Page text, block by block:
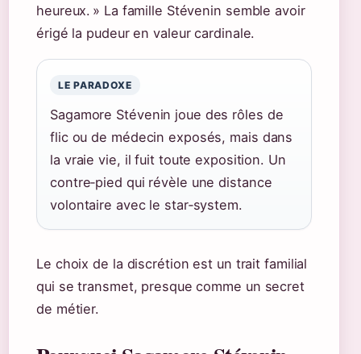
heureux. » La famille Stévenin semble avoir
érigé la pudeur en valeur cardinale.
LE PARADOXE
Sagamore Stévenin joue des rôles de
flic ou de médecin exposés, mais dans
la vraie vie, il fuit toute exposition. Un
contre‑pied qui révèle une distance
volontaire avec le star‑system.
Le choix de la discrétion est un trait familial
qui se transmet, presque comme un secret
de métier.